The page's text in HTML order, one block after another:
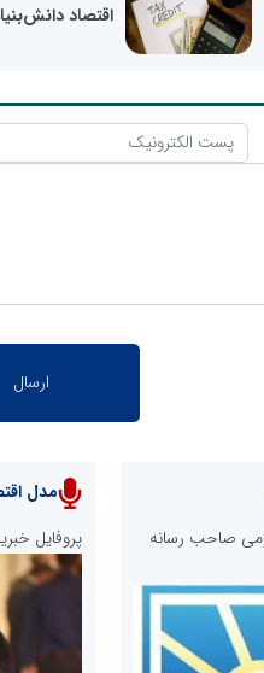
اقتصاد
صاحب رسانه
مدل
پروفایل